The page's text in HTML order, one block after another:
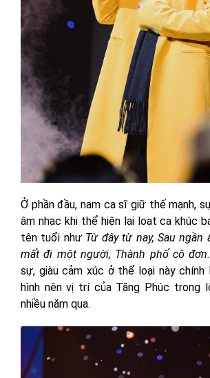
Ở phần đầu, nam ca sĩ giữ thế mạnh,
âm nhạc khi thể hiện lại loạt ca khúc
tên tuổi như Từ đây từ nay, Sau ngần
mất đi một người, Thành phố cô
sự, giàu cảm xúc ở thể loại này chính
hình nên vị trí của Tăng Phúc trong
nhiều năm qua.